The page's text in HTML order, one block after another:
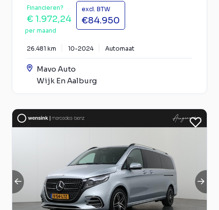
Financieren?
€ 1.972,24
per maand
excl. BTW
€84.950
26.481 km 10-2024 Automaat
Mavo Auto
Wijk En Aalburg